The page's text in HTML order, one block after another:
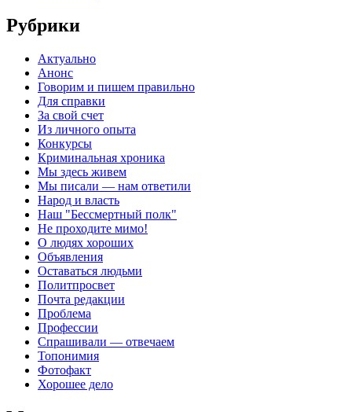
Рубрики
Актуально
Анонс
Говорим и пишем правильно
Для справки
За свой счет
Из личного опыта
Конкурсы
Криминальная хроника
Мы здесь живем
Мы писали — нам ответили
Народ и власть
Наш "Бессмертный полк"
Не проходите мимо!
О людях хороших
Объявления
Оставаться людьми
Политпросвет
Почта редакции
Проблема
Профессии
Спрашивали — отвечаем
Топонимия
Фотофакт
Хорошее дело